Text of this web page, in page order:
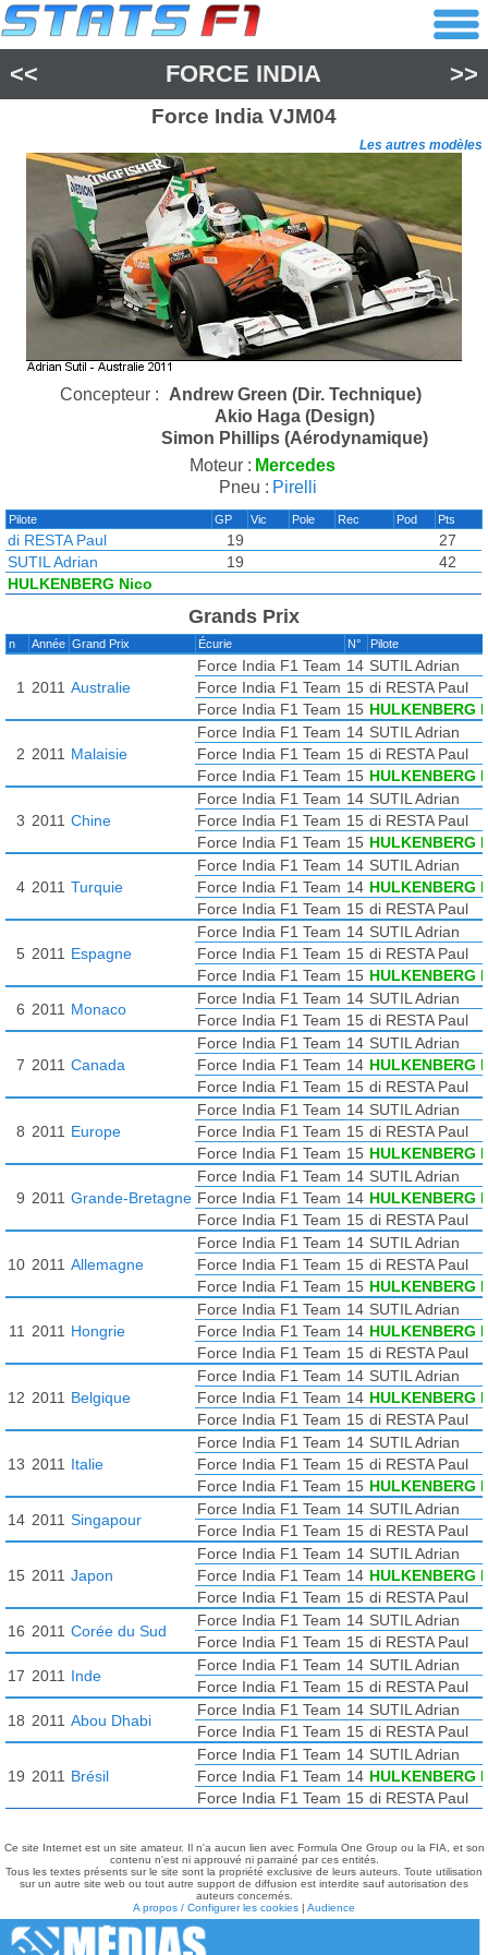
<< FORCE INDIA >>
Force India VJM04
Les autres modèles
Concepteur :
Andrew Green (Dir. Technique)
Akio Haga (Design)
Simon Phillips (Aérodynamique)
Moteur : Mercedes
Pneu : Pirelli
Pilote GP Vic Pole Rec Pod Pts
di RESTA Paul 19
27
SUTIL Adrian
19
42
HULKENBERG Nico
Grands Prix
n Année Grand Prix Écurie N° Pilote
1 2011 Australie
Force India F1 Team 14 SUTIL Adrian
Force India F1 Team 15 di RESTA Paul
Force India F1 Team 15 HULKENBERG
2 2011 Malaisie
Force India F1 Team 14 SUTIL Adrian
Force India F1 Team 15 di RESTA Paul
Force India F1 Team 15 HULKENBERG
3 2011 Chine
Force India F1 Team 14 SUTIL Adrian
Force India F1 Team 15 di RESTA Paul
Force India F1 Team 15 HULKENBERG
4 2011 Turquie
Force India F1 Team 14 SUTIL Adrian
Force India F1 Team 14 HULKENBERG
Force India F1 Team 15 di RESTA Paul
5 2011 Espagne
Force India F1 Team 14 SUTIL Adrian
Force India F1 Team 15 di RESTA Paul
Force India F1 Team 15 HULKENBERG
6 2011 Monaco
Force India F1 Team 14 SUTIL Adrian
Force India F1 Team 15 di RESTA Paul
7 2011 Canada
Force India F1 Team 14 SUTIL Adrian
Force India F1 Team 14 HULKENBERG
Force India F1 Team 15 di RESTA Paul
8 2011 Europe
Force India F1 Team 14 SUTIL Adrian
Force India F1 Team 15 di RESTA Paul
Force India F1 Team 15 HULKENBERG
9 2011 Grande-Bretagne
Force India F1 Team 14 SUTIL Adrian
Force India F1 Team 14 HULKENBERG
Force India F1 Team 15 di RESTA Paul
10 2011 Allemagne
Force India F1 Team 14 SUTIL Adrian
Force India F1 Team 15 di RESTA Paul
Force India F1 Team 15 HULKENBERG
11 2011 Hongrie
Force India F1 Team 14 SUTIL Adrian
Force India F1 Team 14 HULKENBERG
Force India F1 Team 15 di RESTA Paul
12 2011 Belgique
Force India F1 Team 14 SUTIL Adrian
Force India F1 Team 14 HULKENBERG
Force India F1 Team 15 di RESTA Paul
13 2011 Italie
Force India F1 Team 14 SUTIL Adrian
Force India F1 Team 15 di RESTA Paul
Force India F1 Team 15 HULKENBERG
14 2011 Singapour
Force India F1 Team 14 SUTIL Adrian
Force India F1 Team 15 di RESTA Paul
15 2011 Japon
Force India F1 Team 14 SUTIL Adrian
Force India F1 Team 14 HULKENBERG
Force India F1 Team 15 di RESTA Paul
16 2011 Corée du Sud
Force India F1 Team 14 SUTIL Adrian
Force India F1 Team 15 di RESTA Paul
17 2011 Inde
Force India F1 Team 14 SUTIL Adrian
Force India F1 Team 15 di RESTA Paul
18 2011 Abou Dhabi
Force India F1 Team 14 SUTIL Adrian
Force India F1 Team 15 di RESTA Paul
19 2011 Brésil
Force India F1 Team 14 SUTIL Adrian
Force India F1 Team 14 HULKENBERG
Force India F1 Team 15 di RESTA Paul
Ce site Internet est un site amateur. Il n'a aucun lien avec Formula One Group ou la FIA, et son
contenu n'est ni approuvé ni parrainé par ces entités.
Tous les textes présents sur le site sont la propriété exclusive de leurs auteurs. Toute utilisation
sur un autre site web ou tout autre support de diffusion est interdite sauf autorisation des
auteurs concernés.
A propos / Configurer les cookies | Audience